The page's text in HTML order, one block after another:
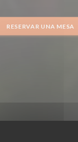
RESERVAR UNA MESA